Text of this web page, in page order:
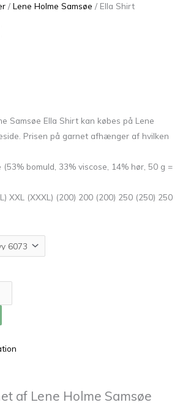
/ Lene Holme Samsøe / Ella Shirt
Samsøe Ella Shirt kan købes på Lene
Prisen på garnet afhænger af hvilken
(53% bomuld, 33% viscose, 14% hør, 50 g =
XXL (XXXL) (200) 200 (200) 250 (250) 250
af Lene Holme Samsøe